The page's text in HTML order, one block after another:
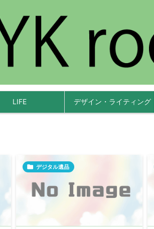
LIFE デザイン・ライティング
 デジタル遺品